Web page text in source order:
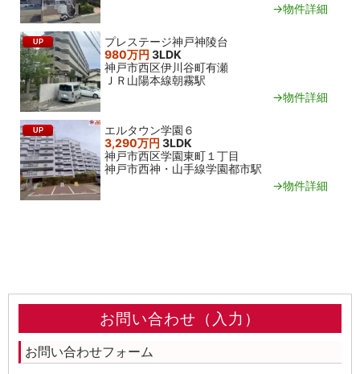
→物件詳細
UP
プレステージ神戸神陵台
980万円 3LDK
神戸市西区伊川谷町有瀬
ＪＲ山陽本線朝霧駅
→物件詳細
UP
エルタウン学園６
3,290万円 3LDK
神戸市西区学園東町１丁目
神戸市西神・山手線学園都市駅
→物件詳細
お問い合わせ（入力）
お問い合わせフォーム